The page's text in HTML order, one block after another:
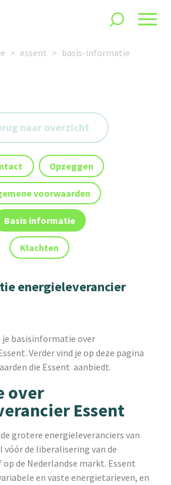
essent basis-informatie
naar overzicht
Opzeggen
voorwaarden
Basis informatie
Klachten
energieleverancier
je basisinformatie over
Verder vind je op deze pagina
die Essent aanbiedt.
over
Essent
grotere energieleveranciers van
vóór de liberalisering van de
de Nederlandse markt. Essent
en vaste energietarieven, en